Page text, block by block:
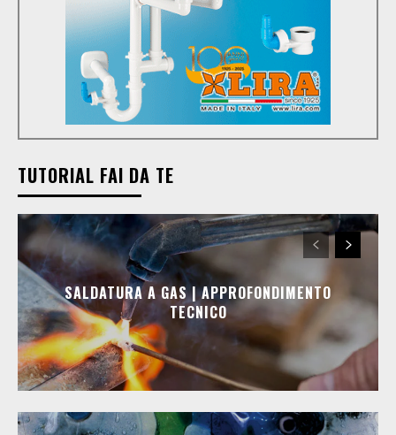
TUTORIAL FAI DA TE
SALDATURA A GAS | APPROFONDIMENTO
TECNICO